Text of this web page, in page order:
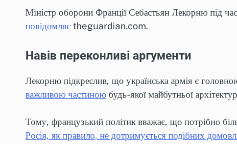
Міністр оборони Франції Себастьян Лекорню під
повідомляє theguardian.com.
Навів переконливі аргументи
Лекорню підкреслив, що українська армія є
важливою частиною будь-якої майбутньої
Тому, французький політик вважає, що потрібно
Росія, як правило, не дотримується подібних